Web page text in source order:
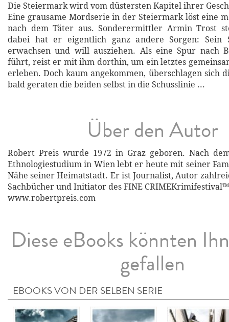
Die Steiermark wird vom düstersten Kapitel ihrer
Eine grausame Mordserie in der Steiermark löst eine
nach dem Täter aus. Sonderermittler Armin Trost
dabei hat er eigentlich ganz andere Sorgen: Sein
erwachsen und will ausziehen. Als eine Spur nach
führt, reist er mit ihm dorthin, um ein letztes
erleben. Doch kaum angekommen, überschlagen sich
bald geraten die beiden selbst in die Schusslinie ...
Über den Autor
Robert Preis wurde 1972 in Graz geboren. Nach
Ethnologiestudium in Wien lebt er heute mit seiner
Nähe seiner Heimatstadt. Er ist Journalist, Autor
Sachbücher und Initiator des FINE
www.robertpreis.com
Diese eBooks könnten
gefallen
EBOOKS VON DER SELBEN SERIE